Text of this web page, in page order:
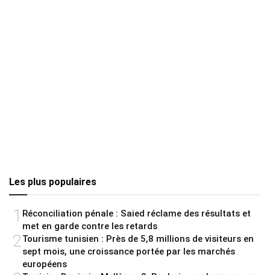
Les plus populaires
1 Réconciliation pénale : Saied réclame des résultats et
met en garde contre les retards
2 Tourisme tunisien : Près de 5,8 millions de visiteurs en
sept mois, une croissance portée par les marchés
européens